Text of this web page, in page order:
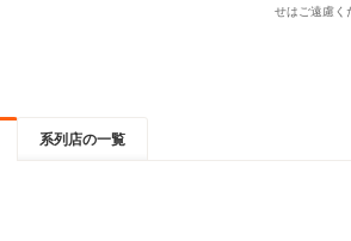
せはご遠慮く
系列店の一覧